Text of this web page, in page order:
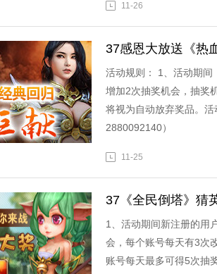
11-26
37感恩大放送《热
活动规则： 1、活动期间
增加2次抽奖机会，抽奖
将视为自动放弃奖品。
2880092140）
11-25
37《全民倒塔》猜
1、活动期间新注册的用
会，每个账号每天有3次
账号每天最多可得5次抽